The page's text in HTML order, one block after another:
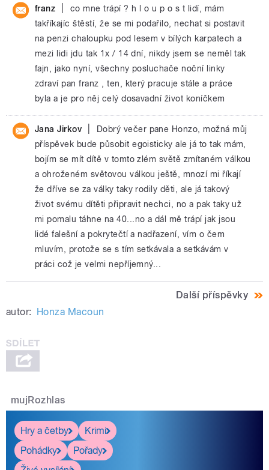
franz
co mne trápí ? h l o u p o s t lidí, mám
takříkajíc štěstí, že se mi podařilo, nechat si postavit
na penzi chaloupku pod lesem v bílých karpatech a
mezi lidi jdu tak 1x / 14 dní, nikdy jsem se neměl tak
fajn, jako nyní, všechny posluchače noční linky
zdraví pan franz , ten, který pracuje stále a práce
byla a je pro něj celý dosavadní život koníčkem
Jana Jirkov
Dobrý večer pane Honzo, možná můj
příspěvek bude působit egoisticky ale já to tak mám,
bojím se mít dítě v tomto zlém světě zmítaném válkou
a ohroženém světovou válkou ještě, mnozí mi říkají
že dříve se za války taky rodily děti, ale já takový
život svému dítěti připravit nechci, no a pak taky už
mi pomalu táhne na 40...no a dál mě trápí jak jsou
lidé falešní a pokrytečtí a nadřazení, vím o čem
mluvím, protože se s tím setkávala a setkávám v
práci což je velmi nepříjemný...
Další příspěvky
autor: Honza Macoun
mujRozhlas
Hry a četby
Krimi
Pohádky
Pořady